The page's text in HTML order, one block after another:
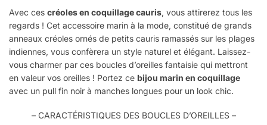
Avec ces créoles en coquillage cauris, vous attirerez tous les
regards ! Cet accessoire marin à la mode, constitué de grands
anneaux créoles ornés de petits cauris ramassés sur les plages
indiennes, vous confèrera un style naturel et élégant. Laissez-
vous charmer par ces boucles d’oreilles fantaisie qui mettront
en valeur vos oreilles ! Portez ce bijou marin en coquillage
avec un pull fin noir à manches longues pour un look chic.
– CARACTÉRISTIQUES DES BOUCLES D’OREILLES –